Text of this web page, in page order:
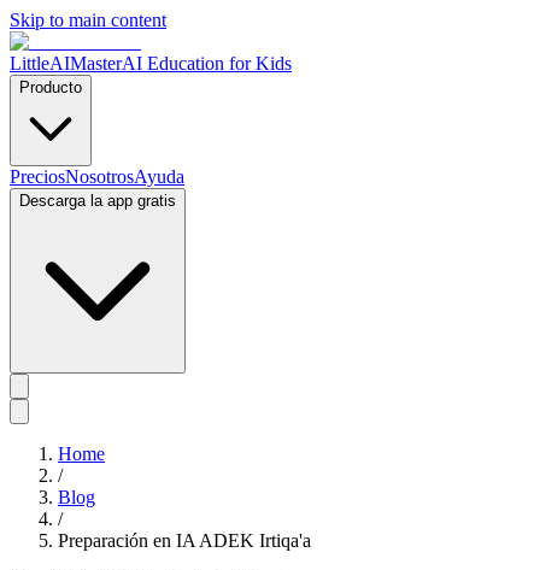
Skip to main content
LittleAIMasterAI Education for Kids
Producto
PreciosNosotrosAyuda
Descarga la app gratis
Home
/
Blog
/
Preparación en IA ADEK Irtiqa'a